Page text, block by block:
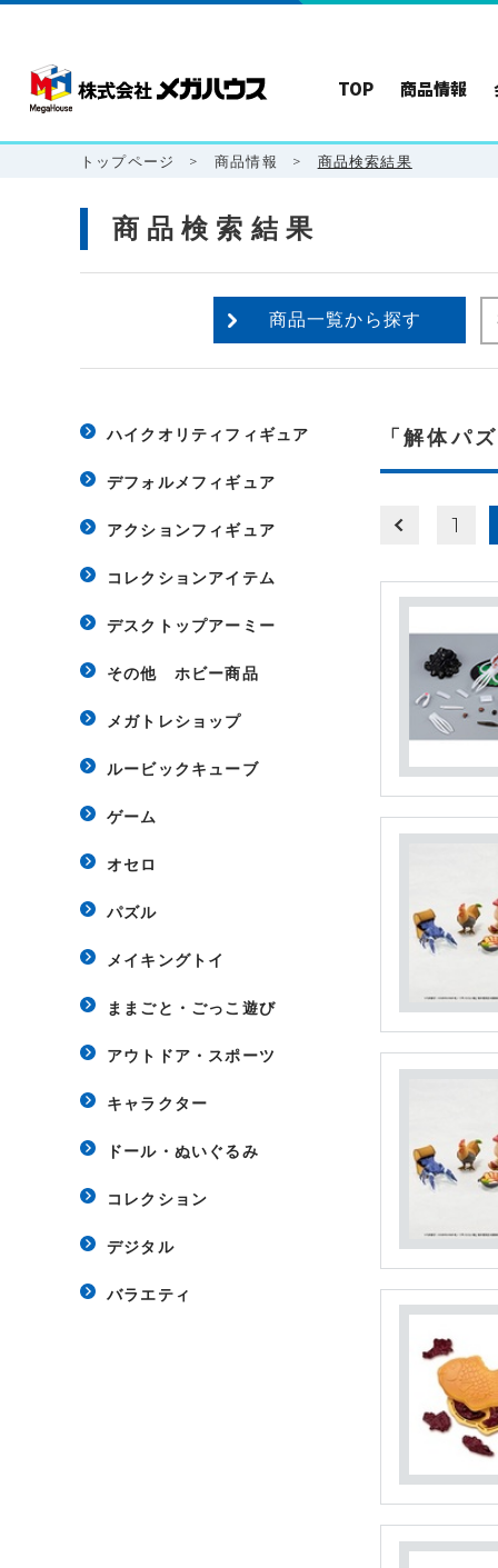
TOP 商品情報
トップページ > 商品情報 > 商品検索結果
商品検索結果
商品一覧から探す
ハイクオリティフィギュア
デフォルメフィギュア
アクションフィギュア
コレクションアイテム
デスクトップアーミー
その他 ホビー商品
メガトレショップ
ルービックキューブ
ゲーム
オセロ
パズル
メイキングトイ
ままごと・ごっこ遊び
アウトドア・スポーツ
キャラクター
ドール・ぬいぐるみ
コレクション
デジタル
バラエティ
「解体パ
1